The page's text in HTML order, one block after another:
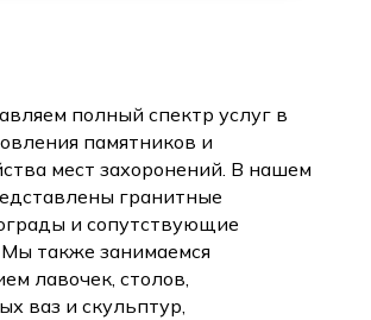
полный спектр услуг в
памятников и
мест захоронений. В нашем
гранитные
и сопутствующие
Мы также занимаемся
лавочек, столов,
ваз и скульптур,